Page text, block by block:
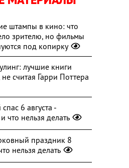
штампы в кино: что
зрителю, но фильмы
под копирку
лучшие книги
считая Гарри Поттера
6 августа -
что нельзя делать
праздник 8
нельзя делать